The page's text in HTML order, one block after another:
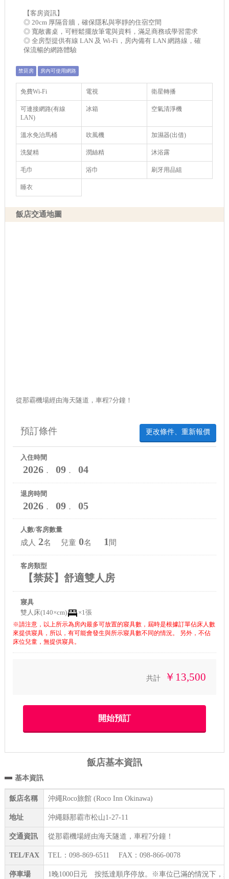
【客房資訊】
◎ 20cm 厚隔音牆，確保隱私與寧靜的住宿空間
◎ 寬敞書桌，可輕鬆擺放筆電與資料，滿足商務或學習需求
◎ 全房型提供有線 LAN 及 Wi-Fi，房內備有 LAN 網路線，確
保流暢的網路體驗
禁菸房 房內可使用網路
免費Wi-Fi 電視 衛星轉播
可連接網路(有線
LAN)
冰箱 空氣清淨機
溫水免治馬桶 吹風機 加濕器(出借)
洗髮精 潤絲精 沐浴露
毛巾 浴巾 刷牙用品組
睡衣
飯店交通地圖
從那霸機場經由海天隧道，車程7分鐘！
更改條件、重新報價
預訂條件
入住時間
2026． 09． 04
退房時間
2026． 09． 05
人數/客房數量
成人 2名 兒童 0名 1 間
客房類型
【禁菸】舒適雙人房
寢具
雙人床(140×cm)
×1張
※請注意，以上所示為房內最多可放置的寢具數，屆時是根據訂單佔床人數
來提供寢具，所以，有可能會發生與所示寢具數不同的情況。 另外，不佔
床位兒童，無提供寢具。
共計 ￥13,500
飯店基本資訊
基本資訊
飯店名稱 沖繩Roco旅館 (Roco Inn Okinawa)
地址 沖繩縣那霸市松山1-27-11
交通資訊 從那霸機場經由海天隧道，車程7分鐘！
TEL/FAX TEL：098-869-6511 FAX：098-866-0078
停車場 1晚1000日元 按抵達順序停放。※車位已滿的情況下，